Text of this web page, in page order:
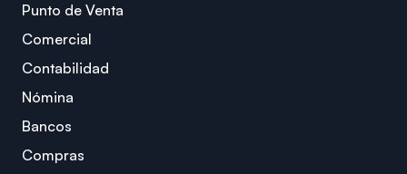
Punto de Venta
Comercial
Contabilidad
Nómina
Bancos
Compras